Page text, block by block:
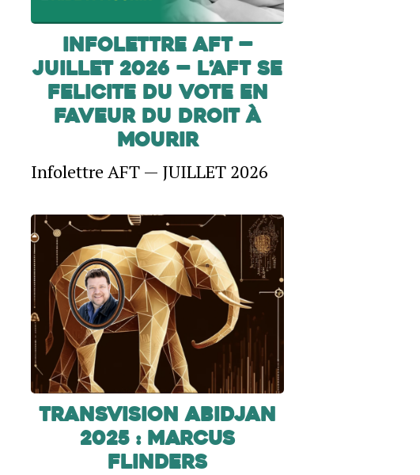
INFOLETTRE AFT —
JUILLET 2026 — L’AFT SE
FELICITE DU VOTE EN
FAVEUR DU DROIT À
MOURIR
Infolettre AFT — JUILLET 2026
TransVision Abidjan
2025 : Marcus
Flinders